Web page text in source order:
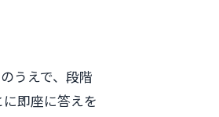
うえで、段階
即座に答えを